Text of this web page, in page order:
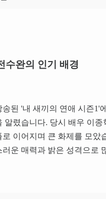
수완의 인기 배경
된 '내 새끼의 연애 시즌1'
알렸습니다. 당시 배우 이종
이어지며 큰 화제를 모았
운 매력과 밝은 성격으로